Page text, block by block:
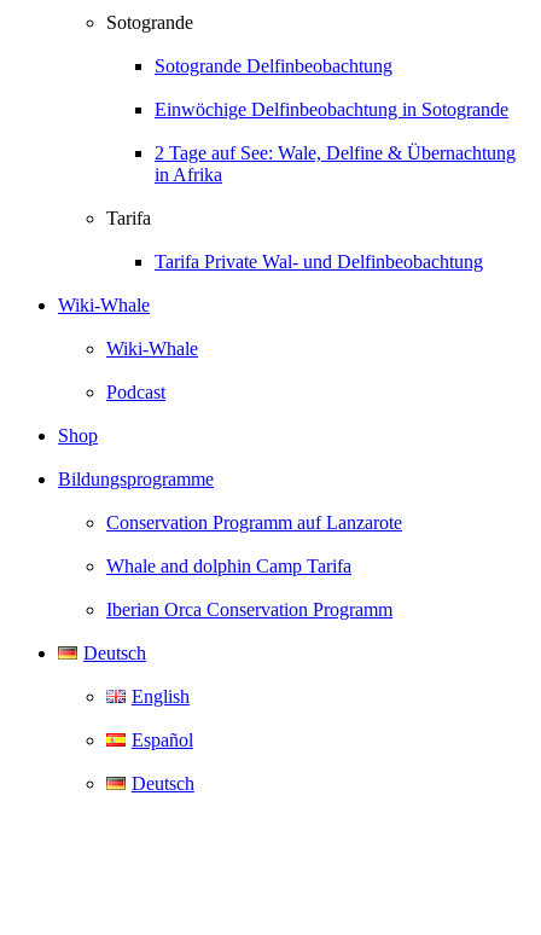
Sotogrande
Sotogrande Delfinbeobachtung
Einwöchige Delfinbeobachtung in Sotogrande
2 Tage auf See: Wale, Delfine & Übernachtung
in Afrika
Tarifa
Tarifa Private Wal- und Delfinbeobachtung
Wiki-Whale
Wiki-Whale
Podcast
Shop
Bildungsprogramme
Conservation Programm auf Lanzarote
Whale and dolphin Camp Tarifa
Iberian Orca Conservation Programm
Deutsch
English
Español
Deutsch